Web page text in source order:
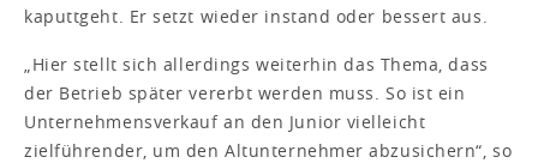
kaputtgeht. Er setzt wieder instand oder bessert aus.
„Hier stellt sich allerdings weiterhin das Thema, dass
der Betrieb später vererbt werden muss. So ist ein
Unternehmensverkauf an den Junior vielleicht
zielführender, um den Altunternehmer abzusichern“, so